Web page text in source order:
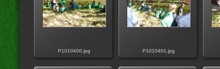
P1010400.jpg P1010401.jpg